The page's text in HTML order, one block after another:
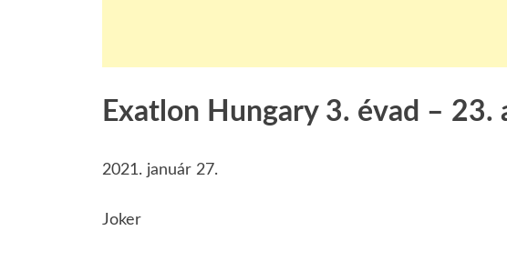
Exatlon Hungary 3. évad – 23.
2021. január 27.
Joker